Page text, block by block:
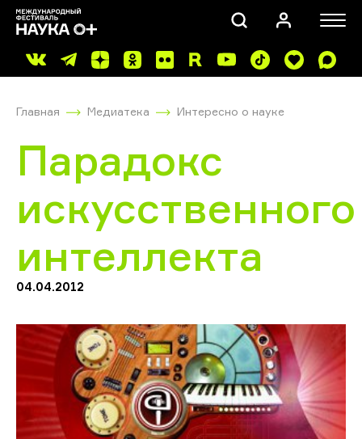
ПОИСК
Главная Медиатека Интересно о науке
Парадокс
искусственного
интеллекта
04.04.2012